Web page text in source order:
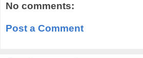
No comments:
Post a Comment